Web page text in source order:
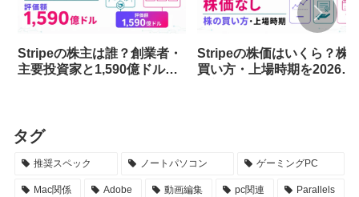
Stripeの株主は誰？創業者・
主要投資家と1,590億ドル評
Stripeの株価はいくら？株
買い方・上場時期を2026年
タグ
推奨スペック ノートパソコン ゲーミングPC
Mac関係 Adobe 動画編集 pc関連 Parallels